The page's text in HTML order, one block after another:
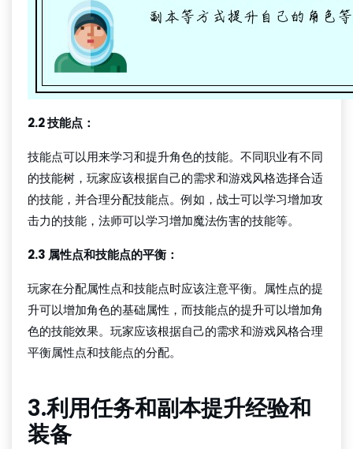
2.2 技能点：
技能点可以用来学习和提升角色的技能。不同职业有不同
的技能树，玩家应该根据自己的需求和游戏风格选择合适
的技能，并合理分配技能点。例如，战士可以学习增加攻
击力的技能，法师可以学习增加魔法伤害的技能等。
2.3 属性点和技能点的平衡：
玩家在分配属性点和技能点时应该注意平衡。属性点的提
升可以增加角色的基础属性，而技能点的提升可以增加角
色的技能效果。玩家应该根据自己的需求和游戏风格合理
平衡属性点和技能点的分配。
3.利用任务和副本提升经验和
装备